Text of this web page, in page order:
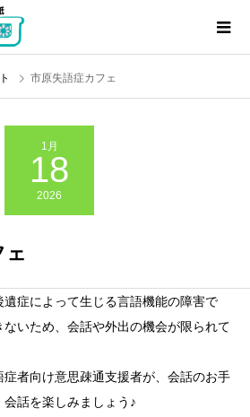
市原失語症カフェ
1月
18
2026
症によって生じる言語機能の障害で
いため、会話や外出の機会が限られて
者向け意思疎通支援者が、会話のお手
話を楽しみましょう♪